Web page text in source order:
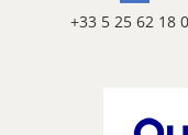
+33 5 25 62 18